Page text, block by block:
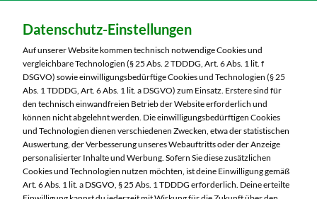
MARKTKAUF Bautzen
Niederkainaer Straße 14
02625 Bautzen
Telefon:03591 6280
Markt ändern
Öffnungszeiten diese Woche:
Mo:
07:00 – 20:00 Uhr
Datenschutz-Einstellungen
Auf unserer Website kommen technisch notwendige Cookies und
vergleichbare Technologien (§ 25 Abs. 2 TDDDG, Art. 6 Abs. 1 lit. f
DSGVO) sowie einwilligungsbedürftige Cookies und Technologien (§ 25
Abs. 1 TDDDG, Art. 6 Abs. 1 lit. a DSGVO) zum Einsatz. Erstere sind für
den technisch einwandfreien Betrieb der Website erforderlich und
können nicht abgelehnt werden. Die einwilligungsbedürftigen Cookies
und Technologien dienen verschiedenen Zwecken, etwa der statistischen
Auswertung, der Verbesserung unseres Webauftritts oder der Anzeige
personalisierter Inhalte und Werbung. Sofern Sie diese zusätzlichen
Cookies und Technologien nutzen möchten, ist deine Einwilligung gemäß
Art. 6 Abs. 1 lit. a DSGVO, § 25 Abs. 1 TDDDG erforderlich. Deine erteilte